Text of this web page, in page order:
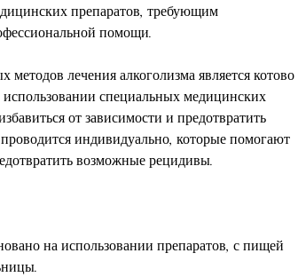
препаратов, требующим
помощи.
лечения алкоголизма является котово
специальных медицинских
от зависимости и предотвратить
индивидуально, которые помогают
возможные рецидивы.
на использовании препаратов, с пищей